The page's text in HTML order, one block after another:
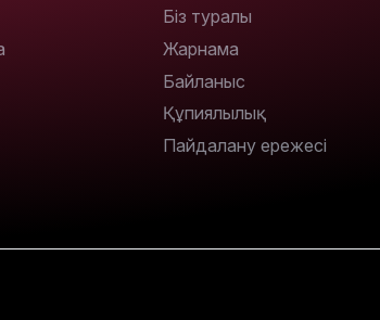
Біз туралы
Жарнама
Байланыс
Құпиялылық
Пайдалану ережесі